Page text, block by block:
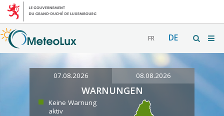
FR DE
07.08.2026 08.08.2026
WARNUNGEN
Keine Warnung
aktiv